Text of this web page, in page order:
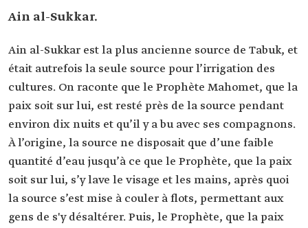
Ain al-Sukkar.
Ain al-Sukkar est la plus ancienne source de Tabuk, et
était autrefois la seule source pour l’irrigation des
cultures. On raconte que le Prophète Mahomet, que la
paix soit sur lui, est resté près de la source pendant
environ dix nuits et qu’il y a bu avec ses compagnons.
À l’origine, la source ne disposait que d’une faible
quantité d’eau jusqu’à ce que le Prophète, que la paix
soit sur lui, s’y lave le visage et les mains, après quoi
la source s’est mise à couler à flots, permettant aux
gens de s'y désaltérer. Puis, le Prophète, que la paix